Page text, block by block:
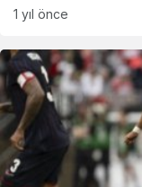
1 yıl önce